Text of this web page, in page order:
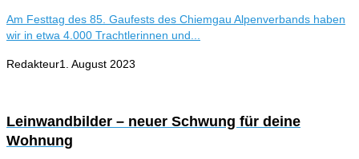
Am Festtag des 85. Gaufests des Chiemgau Alpenverbands haben
wir in etwa 4.000 Trachtlerinnen und...
Redakteur1. August 2023
Leinwandbilder – neuer Schwung für deine
Wohnung